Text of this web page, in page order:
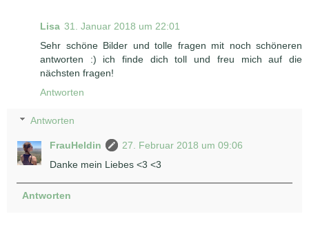
Lisa 31. Januar 2018 um 22:01
Sehr schöne Bilder und tolle fragen mit noch schöneren
antworten :) ich finde dich toll und freu mich auf die
nächsten fragen!
Antworten
Antworten
FrauHeldin
27. Februar 2018 um 09:06
Danke mein Liebes <3 <3
Antworten